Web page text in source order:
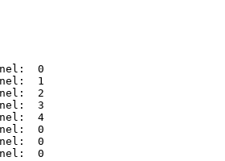
0
1
2
3
4
0
0
0